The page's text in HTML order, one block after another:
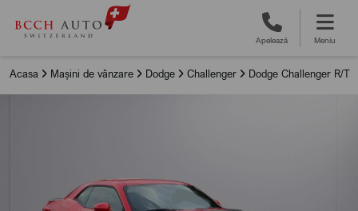
Apelează Meniu
Acasa Mașini de vânzare Dodge Challenger Dodge Challenger R/T